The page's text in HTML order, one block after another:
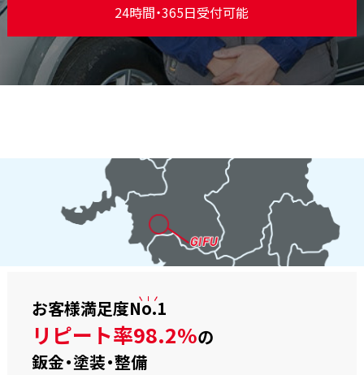
24時間・365日受付可能
お客様満足度No.1
リピート率98.2%の
鈑金・塗装・整備